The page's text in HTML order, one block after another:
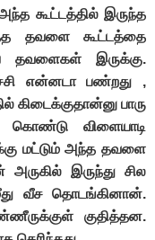
கூட்டத்தில் இருந்த
தவளை கூட்டத்தை
தவளைகள் இருக்கு.
என்னடா பண்றது ,
கிடைக்குதான்னு பாரு
கொண்டு விளையாடி
மட்டும் அந்த தவளை
இருந்து சில
வீச தொடங்கினான்.
குதித்தன.